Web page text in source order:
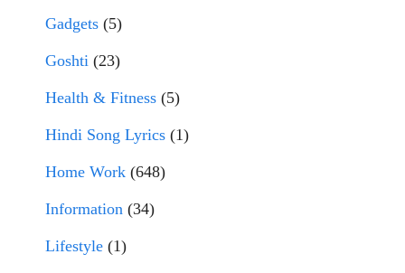
Gadgets (5)
Goshti (23)
Health & Fitness (5)
Hindi Song Lyrics (1)
Home Work (648)
Information (34)
Lifestyle (1)